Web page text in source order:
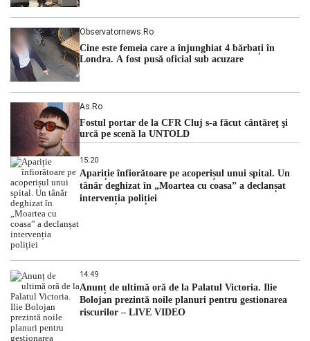
Observatornews.ro
Cine este femeia care a înjunghiat 4 bărbați în
Londra. A fost pusă oficial sub acuzare
As.ro
Fostul portar de la CFR Cluj s-a făcut cântăreţ şi
urcă pe scenă la UNTOLD
15:20
Apariție înfiorătoare pe acoperișul unui spital. Un
tânăr deghizat în „Moartea cu coasa” a declanșat
intervenția poliției
14:49
Anunț de ultimă oră de la Palatul Victoria. Ilie
Bolojan prezintă noile planuri pentru gestionarea
riscurilor – LIVE VIDEO